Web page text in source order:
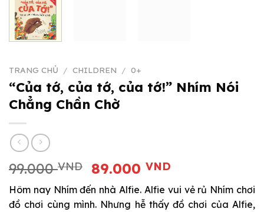
TRANG CHỦ / CHILDREN / 0+
“Của tớ, của tớ, của tớ!” Nhím Nói
Chẳng Chần Chờ
99.000VND
Giá
gốc
là:
89.000VND
hiện
tại
Hôm nay Nhím đến nhà Alfie. Alfie vui vẻ rủ Nhím chơi
đồ chơi cùng mình. Nhưng hễ thấy đồ chơi của Alfie,